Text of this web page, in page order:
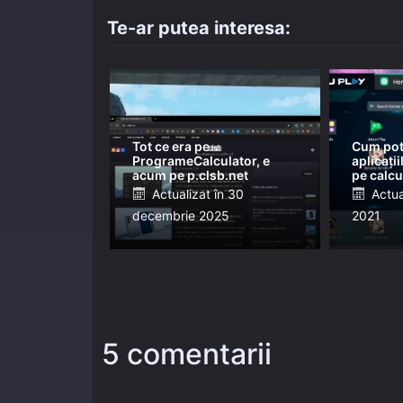
Te-ar putea interesa:
Tot ce era pe
ProgrameCalculator, e
acum pe p.clsb.net
Posted
on
Actualizat în 30
decembrie 2025
Cum
pe
on
2021
5 comentarii